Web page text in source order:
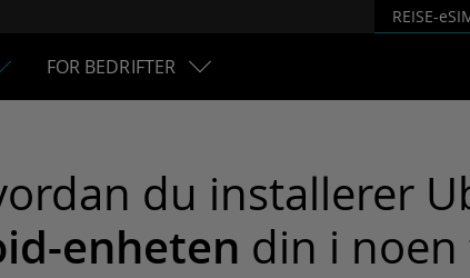
REISE-
FOR BEDRIFTER
du installerer
enheten din i